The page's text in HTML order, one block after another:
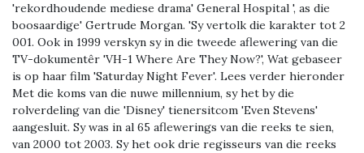
'rekordhoudende mediese drama' General Hospital ', as die
boosaardige' Gertrude Morgan. 'Sy vertolk die karakter tot 2
001. Ook in 1999 verskyn sy in die tweede aflewering van die
TV-dokumentêr 'VH-1 Where Are They Now?', Wat gebaseer
is op haar film 'Saturday Night Fever'. Lees verder hieronder
Met die koms van die nuwe millennium, sy het by die
rolverdeling van die 'Disney' tienersitcom 'Even Stevens'
aangesluit. Sy was in al 65 aflewerings van die reeks te sien,
van 2000 tot 2003. Sy het ook drie regisseurs van die reeks